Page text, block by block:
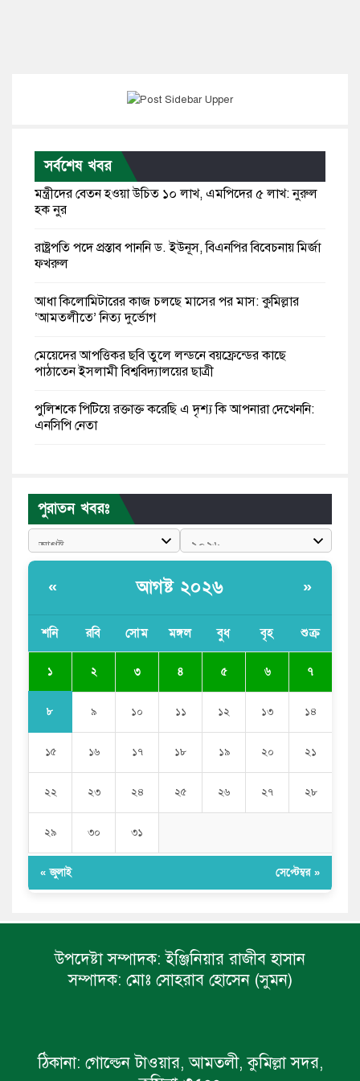
সর্বশেষ খবর
মন্ত্রীদের বেতন হওয়া উচিত ১০ লাখ, এমপিদের ৫ লাখ: নুরুল
হক নুর
রাষ্ট্রপতি পদে প্রস্তাব পাননি ড. ইউনূস, বিএনপির বিবেচনায় মির্জা
ফখরুল
আধা কিলোমিটারের কাজ চলছে মাসের পর মাস: কুমিল্লার
‘আমতলীতে’ নিত্য দুর্ভোগ
মেয়েদের আপত্তিকর ছবি তুলে লন্ডনে বয়ফ্রেন্ডের কাছে
পাঠাতেন ইসলামী বিশ্ববিদ্যালয়ের ছাত্রী
পুলিশকে পিটিয়ে রক্তাক্ত করেছি এ দৃশ্য কি আপনারা দেখেননি:
এনসিপি নেতা
বাংলাদেশী কর্মীদের আকামা নিয়ে বড় সুখবর দিলো সৌদি
সরকার
ভারতের পূর্ব সীমান্তে এখন ‘আরেকটি পাকিস্তান’ গড়ে উঠেছে:
যে ডকুমেন্টারিতে আবু সাঈদের ছবি নেই, সেটা কোনো
পুরাতন খবরঃ
« আগষ্ট ২০২৬ »
শনি রবি সোম মঙ্গল বুধ বৃহ শুক্র
১ ২ ৩ ৪ ৫ ৬ ৭
৮ ৯ ১০ ১১ ১২ ১৩ ১৪
১৫ ১৬ ১৭ ১৮ ১৯ ২০ ২১
২২ ২৩ ২৪ ২৫ ২৬ ২৭ ২৮
২৯ ৩০ ৩১
« জুলাই সেপ্টেম্বর »
উপদেষ্টা সম্পাদক: ইঞ্জিনিয়ার রাজীব হাসান
সম্পাদক: মোঃ সোহরাব হোসেন (সুমন)
ঠিকানা: গোল্ডেন টাওয়ার, আমতলী, কুমিল্লা সদর,